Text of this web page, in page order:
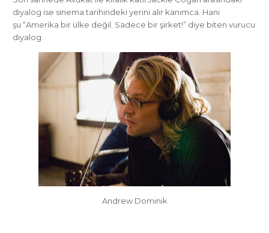
diyalog ise sinema tarihindeki yerini alır kanımca. Hani
şu “Amerika bir ülke değil. Sadece bir şirket!” diye biten vurucu
diyalog.
Andrew Dominik